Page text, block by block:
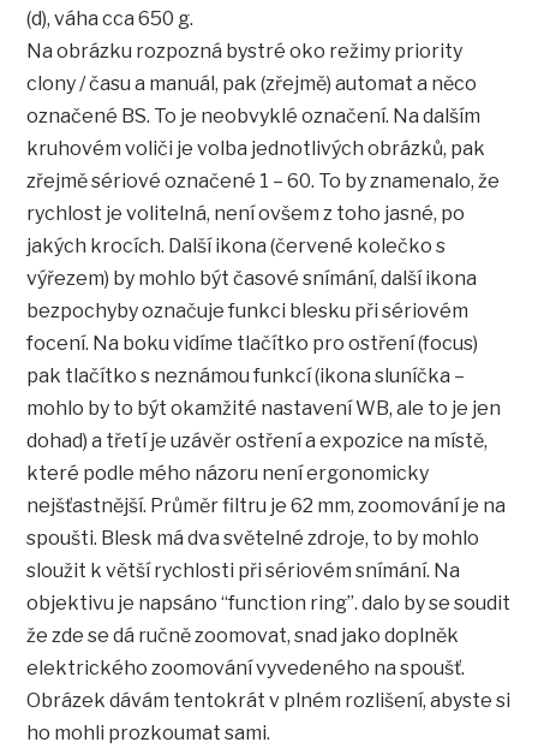
(d), váha cca 650 g.
Na obrázku rozpozná bystré oko režimy priority
clony / času a manuál, pak (zřejmě) automat a něco
označené BS. To je neobvyklé označení. Na dalším
kruhovém voliči je volba jednotlivých obrázků, pak
zřejmě sériové označené 1 – 60. To by znamenalo, že
rychlost je volitelná, není ovšem z toho jasné, po
jakých krocích. Další ikona (červené kolečko s
výřezem) by mohlo být časové snímání, další ikona
bezpochyby označuje funkci blesku při sériovém
focení. Na boku vidíme tlačítko pro ostření (focus)
pak tlačítko s neznámou funkcí (ikona sluníčka –
mohlo by to být okamžité nastavení WB, ale to je jen
dohad) a třetí je uzávěr ostření a expozice na místě,
které podle mého názoru není ergonomicky
nejšťastnější. Průměr filtru je 62 mm, zoomování je na
spoušti. Blesk má dva světelné zdroje, to by mohlo
sloužit k větší rychlosti při sériovém snímání. Na
objektivu je napsáno “function ring”. dalo by se soudit
že zde se dá ručně zoomovat, snad jako doplněk
elektrického zoomování vyvedeného na spoušť.
Obrázek dávám tentokrát v plném rozlišení, abyste si
ho mohli prozkoumat sami.